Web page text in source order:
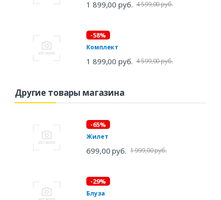
1 899,00 руб. 4 599,00 руб.
-58%
Комплект
1 899,00 руб. 4 599,00 руб.
Другие товары магазина
-65%
Жилет
699,00 руб. 1 999,00 руб.
-29%
Блуза